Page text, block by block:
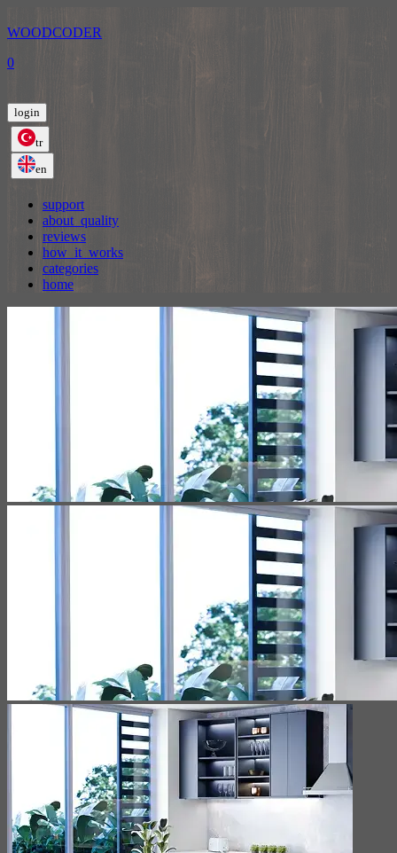
WOODCODER
0
login
tr
en
support
about_quality
reviews
how_it_works
categories
home